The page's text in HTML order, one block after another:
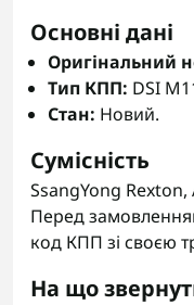
Основні дані
Оригінальний
Тип КПП: DSI
Стан: Новий.
Сумісність
SsangYong
Перед
код КПП зі своєю
На що